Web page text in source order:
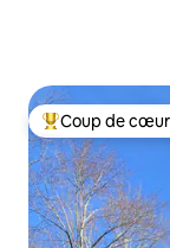
Coups de cœur
Coup de